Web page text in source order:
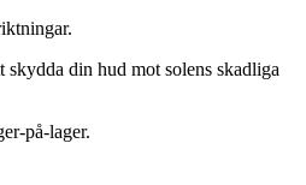
din hud mot solens skadliga
på-lager.